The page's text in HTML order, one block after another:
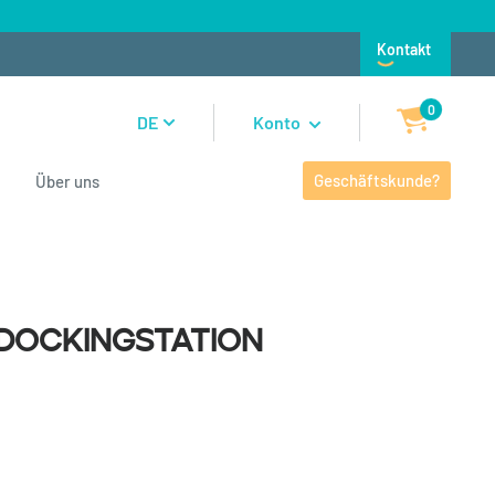
Kontakt
DE Konto
0
Über uns Geschäftskunde?
Dockingstation